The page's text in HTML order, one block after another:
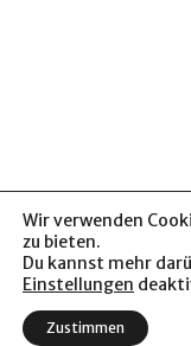
Wir verwenden
zu bieten.
Du kannst mehr
Einstellungen
Zustimmen